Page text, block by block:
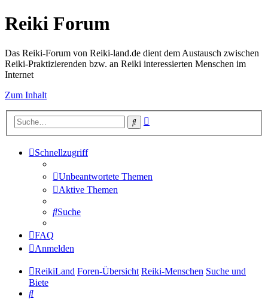
Reiki Forum
Das Reiki-Forum von Reiki-land.de dient dem Austausch zwischen
Reiki-Praktizierenden bzw. an Reiki interessierten Menschen im
Internet
Zum Inhalt
Suche
Schnellzugriff
Unbeantwortete Themen
Aktive Themen
Suche
FAQ
Anmelden
ReikiLand Foren-Übersicht Reiki-Menschen Suche und
Biete
Suche